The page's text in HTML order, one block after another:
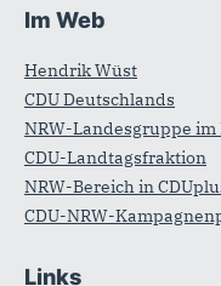
Fußbereich
Im Web
Hendrik Wüst
CDU Deutschlands
NRW-Landesgruppe im
CDU-Landtagsfraktion
NRW-Bereich in
CDU-NRW-
Links